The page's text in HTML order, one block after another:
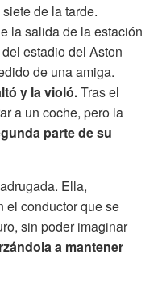
de la tarde.
la salida de la estación
estadio del Aston
de una amiga.
y la violó.Tras el
a un coche, pero la
parte de su
Ella,
el conductor que se
sin poder imaginar
a mantener